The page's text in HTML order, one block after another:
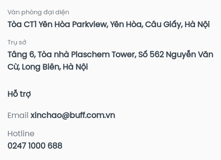
Văn phòng đại diện
Tòa CT1 Yên Hòa Parkview, Yên Hòa, Cầu Giấy, Hà Nội
Trụ sở
Tầng 6, Tòa nhà Plaschem Tower, Số 562 Nguyễn Văn
Cừ, Long Biên, Hà Nội
Hỗ trợ
Email xinchao@buff.com.vn
Hotline
0247 1000 688